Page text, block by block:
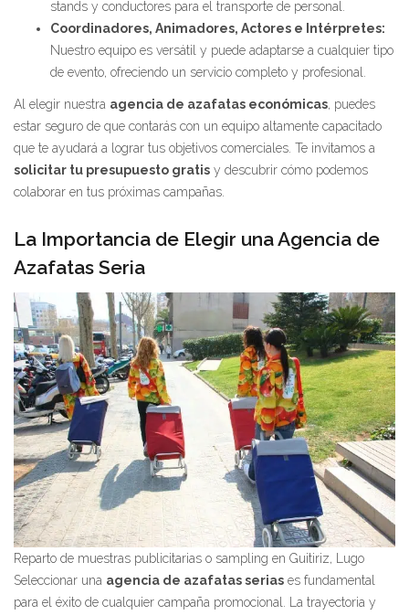
stands y conductores para el transporte de personal.
Coordinadores, Animadores, Actores e Intérpretes:
Nuestro equipo es versátil y puede adaptarse a cualquier tipo
de evento, ofreciendo un servicio completo y profesional.
Al elegir nuestra agencia de azafatas económicas, puedes
estar seguro de que contarás con un equipo altamente capacitado
que te ayudará a lograr tus objetivos comerciales. Te invitamos a
solicitar tu presupuesto gratis y descubrir cómo podemos
colaborar en tus próximas campañas.
La Importancia de Elegir una Agencia de
Azafatas Seria
Reparto de muestras publicitarias o sampling en Guitiriz, Lugo
Seleccionar una agencia de azafatas serias es fundamental
para el éxito de cualquier campaña promocional. La trayectoria y